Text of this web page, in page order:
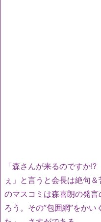
「森さんが来るのですか
ぇ」と言うと会長は絶句
のマスコミは森喜朗の発
ろう。その”包囲網”をか